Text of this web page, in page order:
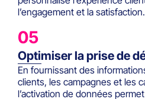
l’engagement et la satisfaction.
05
Optimiser la prise de
En fournissant des
clients, les campagnes et les
l’activation de données